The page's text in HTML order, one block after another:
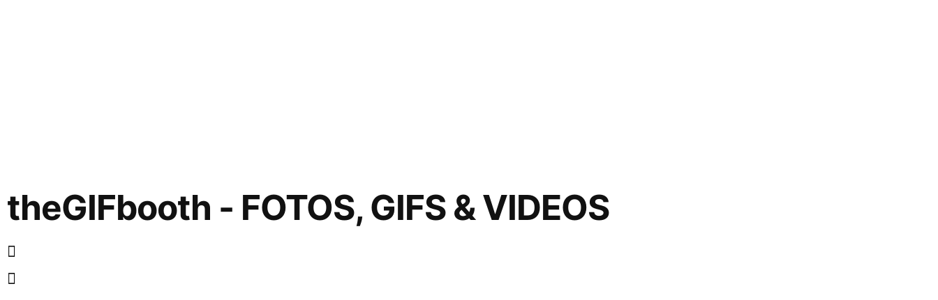
theGIFbooth - FOTOS, GIFS & VIDEOS